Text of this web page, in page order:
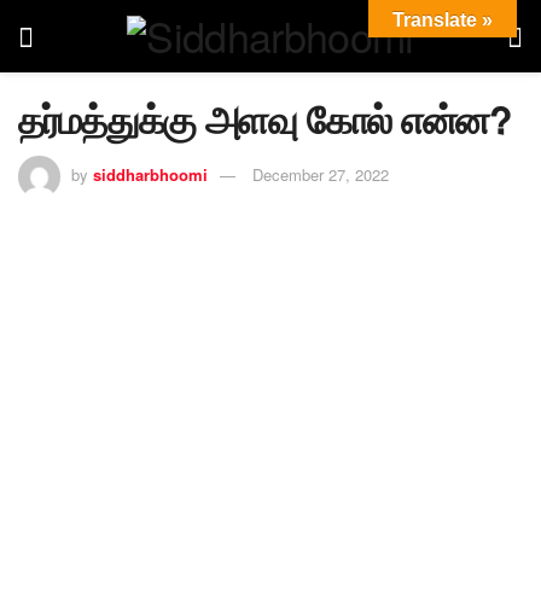
தர்மத்துக்கு அளவு கோல் என்ன?
by siddharbhoomi December 27, 2022
Translate »